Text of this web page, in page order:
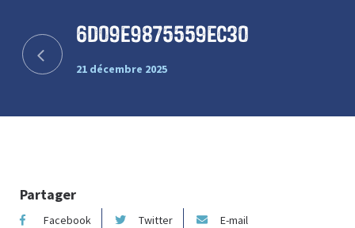
6d09e9875559ec30
21 décembre 2025
Partager
Facebook Twitter E-mail